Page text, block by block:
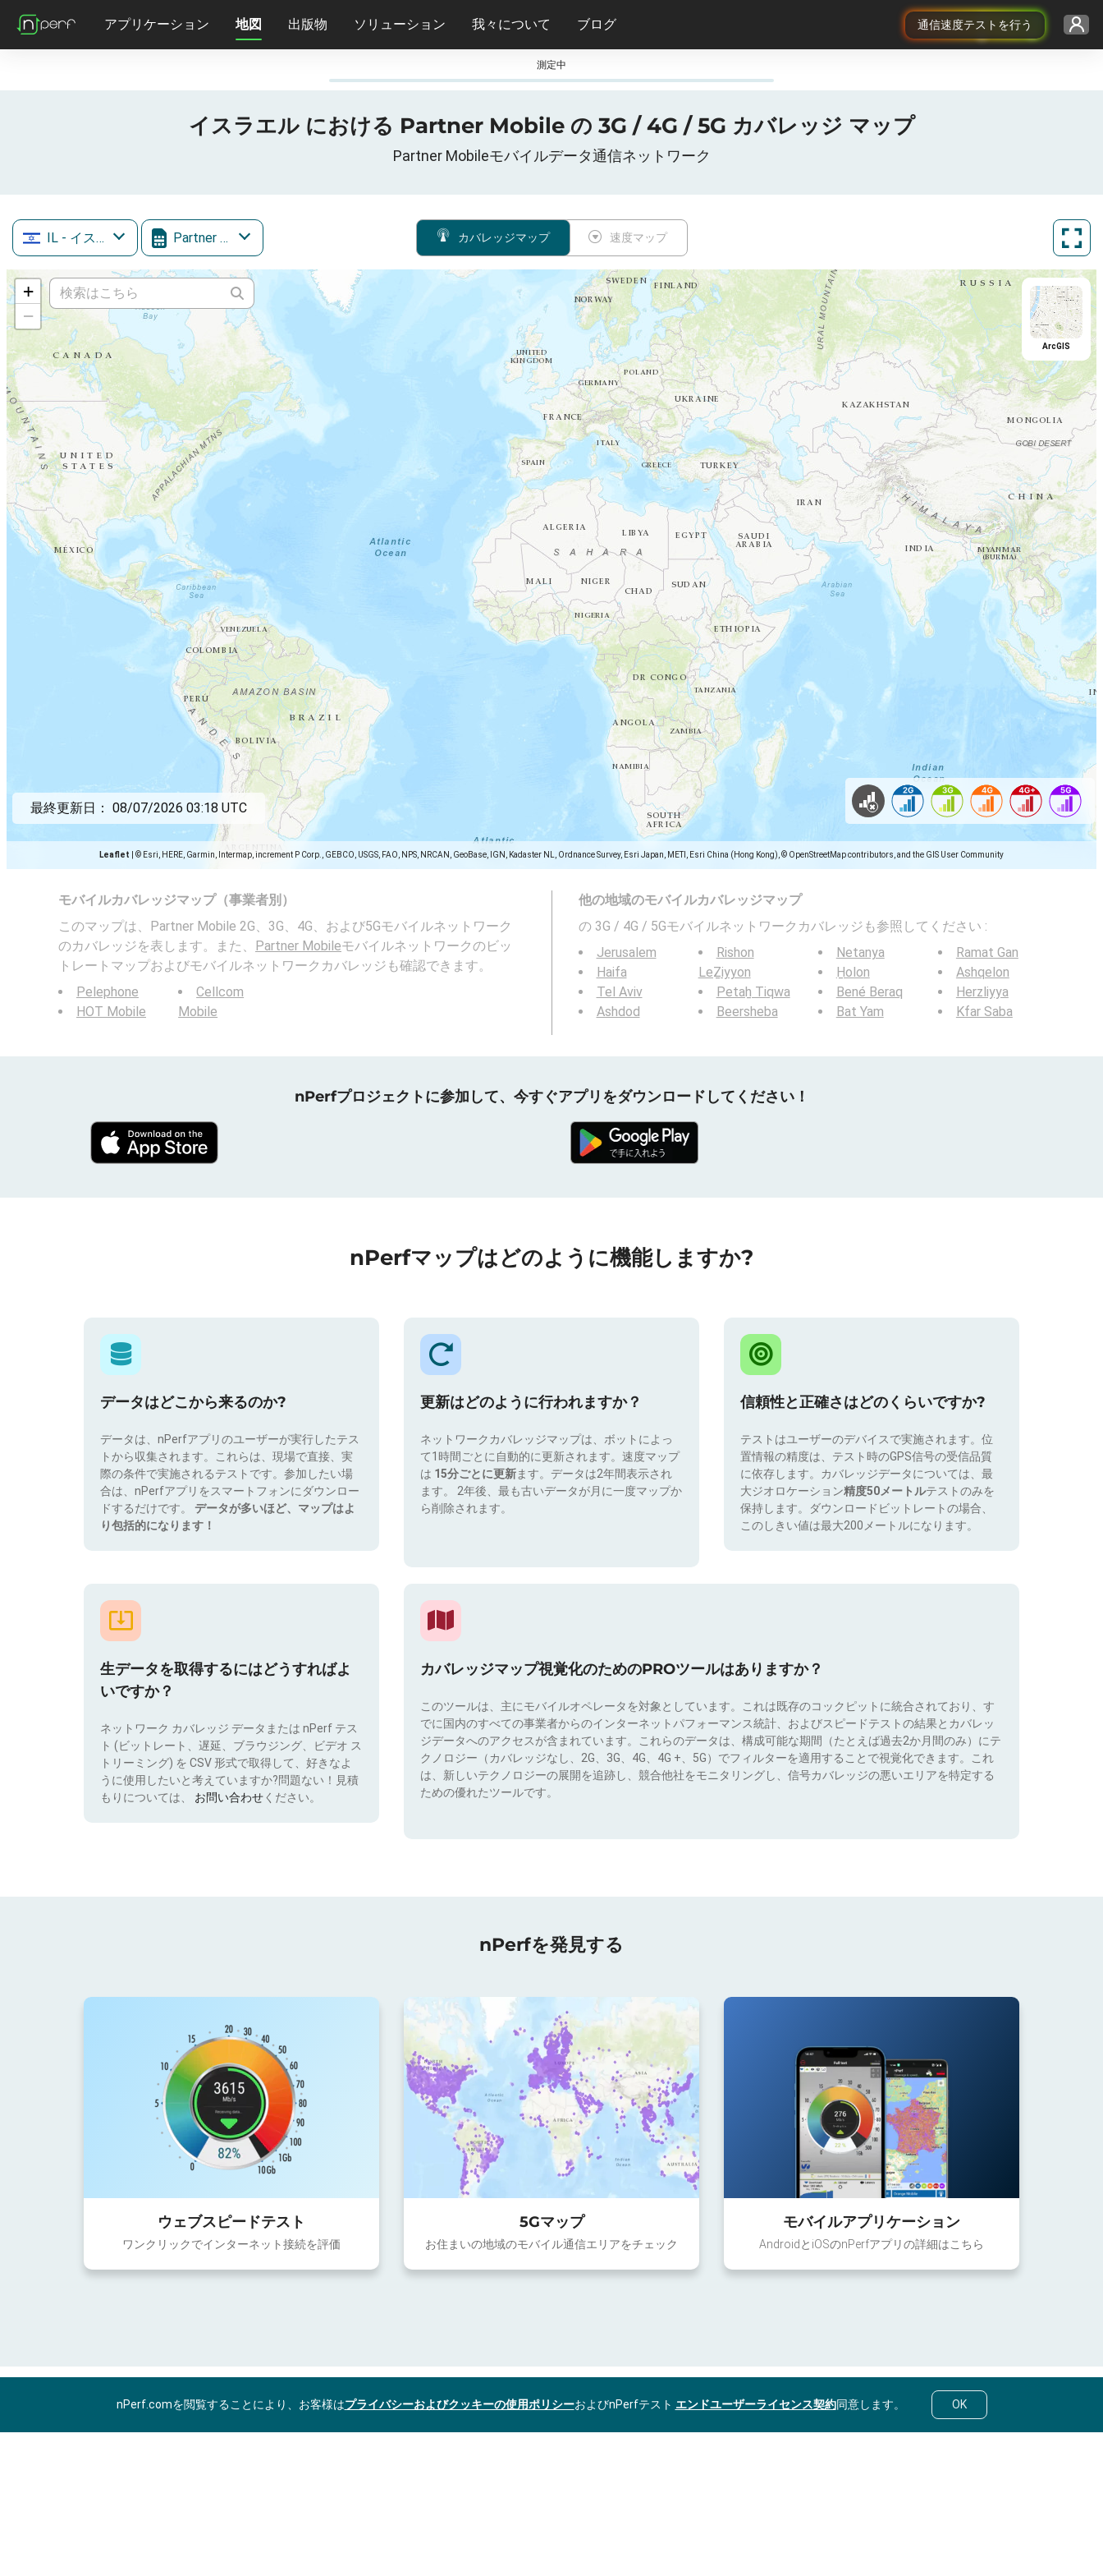
通信速度テストを行う
アプリケーション 地図 出版物 ソリューション 我々について ブログ
測定中
イスラエル における Partner Mobile の 3G / 4G / 5G カバレッジ マップ
Partner Mobileモバイルデータ通信ネットワーク
IL - イスラエル Partner Mobile カバレッジマップ 速度マップ
+
−
Leaflet © Esri, HERE, Garmin, Intermap, increment P Corp., GEBCO, USGS, FAO, NPS, NRCAN, GeoBase, IGN, Kadaster NL, Ordnance Survey, Esri Japan, METI, Esri China (Hong Kong), © OpenStreetMap contributors, and the GIS User Community
ArcGIS
最終更新日： 08/07/2026 03:18 UTC
モバイルカバレッジマップ（事業者別）
このマップは、Partner Mobile 2G、3G、4G、および5Gモバイルネットワーク
のカバレッジを表します。また、 Partner Mobileモバイルネットワークのビッ
トレートマップおよびモバイルネットワークカバレッジも確認できます。
Pelephone
HOT Mobile
Cellcom
Mobile
他の地域のモバイルカバレッジマップ
の 3G / 4G / 5Gモバイルネットワークカバレッジも参照してください :
Jerusalem
Haifa
Tel Aviv
Ashdod
Rishon
LeẔiyyon
Petaẖ Tiqwa
Beersheba
Netanya
H̱olon
Bené Beraq
Bat Yam
Ramat Gan
Ashqelon
Herzliyya
Kfar Saba
nPerfプロジェクトに参加して、今すぐアプリをダウンロードしてください！
nPerfマップはどのように機能しますか?
データはどこから来るのか?
データは、nPerfアプリのユーザーが実行したテス
トから収集されます。これらは、現場で直接、実
際の条件で実施されるテストです。参加したい場
合は、nPerfアプリをスマートフォンにダウンロー
ドするだけです。 データが多いほど、マップはよ
り包括的になります！
更新はどのように行われますか？
ネットワークカバレッジマップは、ボットによっ
て1時間ごとに自動的に更新されます。速度マップ
は 15分ごとに更新ます。データは2年間表示され
ます。 2年後、最も古いデータが月に一度マップか
ら削除されます。
信頼性と正確さはどのくらいですか?
テストはユーザーのデバイスで実施されます。位
置情報の精度は、テスト時のGPS信号の受信品質
に依存します。カバレッジデータについては、最
大ジオロケーション精度50メートルテストのみを
保持します。ダウンロードビットレートの場合、
このしきい値は最大200メートルになります。
生データを取得するにはどうすればよ
いですか？
ネットワーク カバレッジ データまたは nPerf テス
ト (ビットレート、遅延、ブラウジング、ビデオ ス
トリーミング) を CSV 形式で取得して、好きなよ
うに使用したいと考えていますか?問題ない！見積
もりについては、 お問い合わせください。
カバレッジマップ視覚化のためのPROツールはありますか？
このツールは、主にモバイルオペレータを対象としています。これは既存のコックピットに統合されており、す
でに国内のすべての事業者からのインターネットパフォーマンス統計、およびスピードテストの結果とカバレッ
ジデータへのアクセスが含まれています。これらのデータは、構成可能な期間（たとえば過去2か月間のみ）にテ
クノロジー（カバレッジなし、2G、3G、4G、4G +、5G）でフィルターを適用することで視覚化できます。これ
は、新しいテクノロジーの展開を追跡し、競合他社をモニタリングし、信号カバレッジの悪いエリアを特定する
ための優れたツールです。
nPerfを発見する
ウェブスピードテスト
ワンクリックでインターネット接続を評価
5Gマップ
お住まいの地域のモバイル通信エリアをチェック
モバイルアプリケーション
AndroidとiOSのnPerfアプリの詳細はこちら
nPerf.comを閲覧することにより、お客様はプライバシーおよびクッキーの使用ポリシーおよびnPerfテスト エンドユーザーライセンス契約同意します。 OK